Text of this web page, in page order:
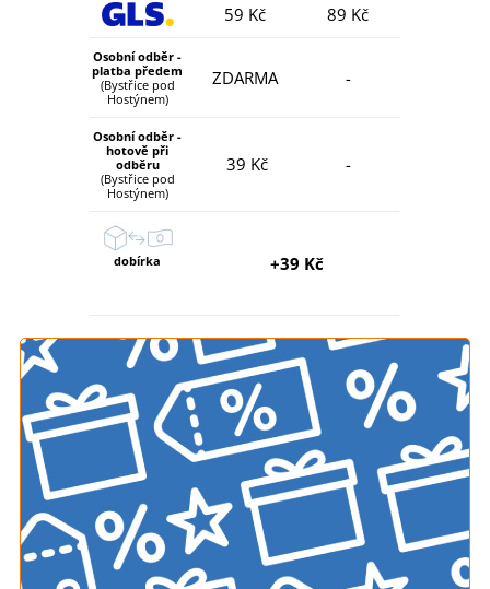
59 Kč 89 Kč
Osobní odběr -
platba předem
(Bystřice pod
Hostýnem)
ZDARMA -
Osobní odběr -
hotově při
odběru
(Bystřice pod
Hostýnem)
39 Kč -
dobírka +39 Kč